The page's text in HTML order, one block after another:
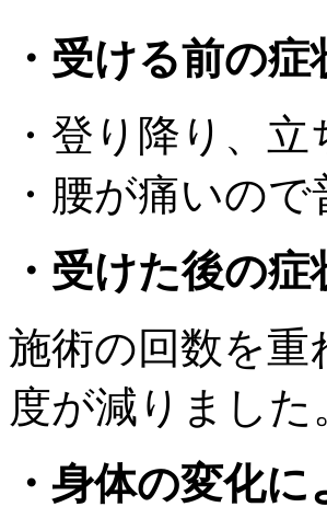
・受ける前の
・登り降り、
・腰が痛いの
・受けた後の
施術の回数を
度が減りました
・身体の変化